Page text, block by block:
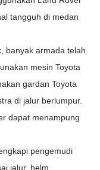
tangguh di medan
banyak armada telah
mesin Toyota
gardan Toyota
di jalur berlumpur.
dapat menampung
pengemudi
jalur, helm